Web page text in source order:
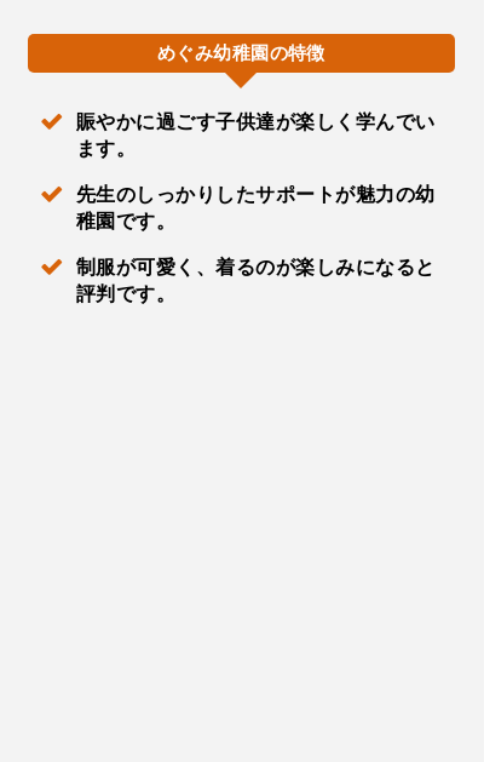
めぐみ幼稚園の特徴
賑やかに過ごす子供達が楽しく学んでい
ます。
先生のしっかりしたサポートが魅力の幼
稚園です。
制服が可愛く、着るのが楽しみになると
評判です。